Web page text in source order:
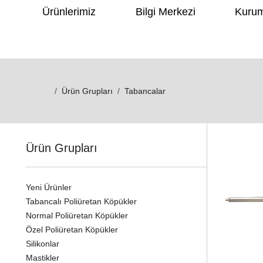
Ürünlerimiz Bilgi Merkezi
Ürün Grupları Tabancalar
Ürün Grupları
Yeni Ürünler
Tabancalı Poliüretan Köpükler
Normal Poliüretan Köpükler
Özel Poliüretan Köpükler
Silikonlar
Mastikler